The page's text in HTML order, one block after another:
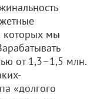
которых мы
от 1,3–1,5 млн.
«долгого